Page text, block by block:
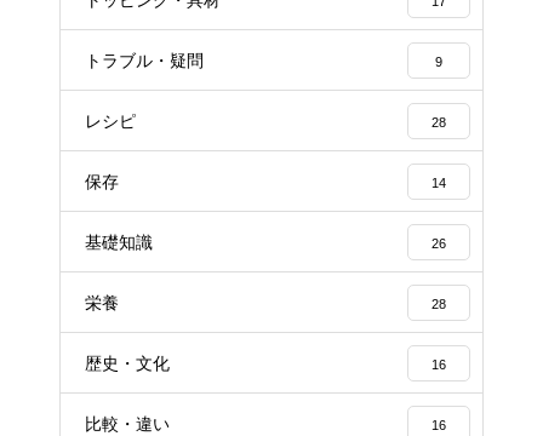
トラブル・疑問 9
レシピ 28
保存 14
基礎知識 26
栄養 28
歴史・文化 16
比較・違い 16